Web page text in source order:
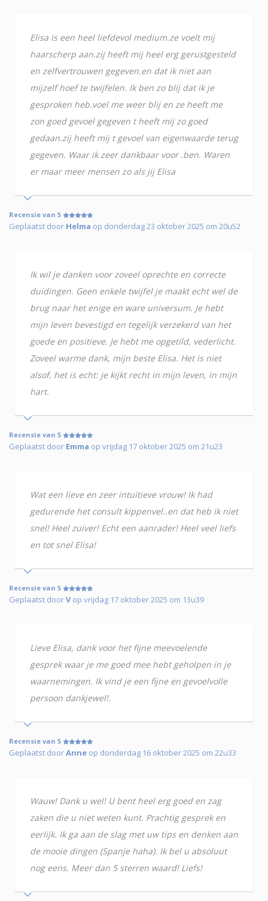
Elisa is een heel liefdevol medium.ze voelt mij
haarscherp aan.zij heeft mij heel erg gerustgesteld
en zelfvertrouwen gegeven.en dat ik niet aan
mijzelf hoef te twijfelen. Ik ben zo blij dat ik je
gesproken heb.voel me weer blij en ze heeft me
zon goed gevoel gegeven t heeft mij zo goed
gedaan.zij heeft mij t gevoel van eigenwaarde terug
gegeven. Waar ik zeer dankbaar voor .ben. Waren
er maar meer mensen zo als jij Elisa
Recensie van 5
Geplaatst door Helma op donderdag 23 oktober 2025 om 20u52
Ik wil je danken voor zoveel oprechte en correcte
duidingen. Geen enkele twijfel je maakt echt wel de
brug naar het enige en ware universum. Je hebt
mijn leven bevestigd en tegelijk verzekerd van het
goede en positieve. Je hebt me opgetild, vederlicht.
Zoveel warme dank, mijn beste Elisa. Het is niet
alsof, het is echt: je kijkt recht in mijn leven, in mijn
hart.
Recensie van 5
Geplaatst door Emma op vrijdag 17 oktober 2025 om 21u23
Wat een lieve en zeer intuïtieve vrouw! Ik had
gedurende het consult kippenvel..en dat heb ik niet
snel! Heel zuiver! Echt een aanrader! Heel veel liefs
en tot snel Elisa!
Recensie van 5
Geplaatst doorVop vrijdag 17 oktober 2025 om 13u39
Lieve Elisa, dank voor het fijne meevoelende
gesprek waar je me goed mee hebt geholpen in je
waarnemingen. Ik vind je een fijne en gevoelvolle
persoon dankjewel!.
Recensie van 5
Geplaatst doorAnne op donderdag 16 oktober 2025 om 22u33
Wauw! Dank u wel! U bent heel erg goed en zag
zaken die u niet weten kunt. Prachtig gesprek en
eerlijk. Ik ga aan de slag met uw tips en denken aan
de mooie dingen (Spanje haha). Ik bel u absoluut
nog eens. Meer dan 5 sterren waard! Liefs!